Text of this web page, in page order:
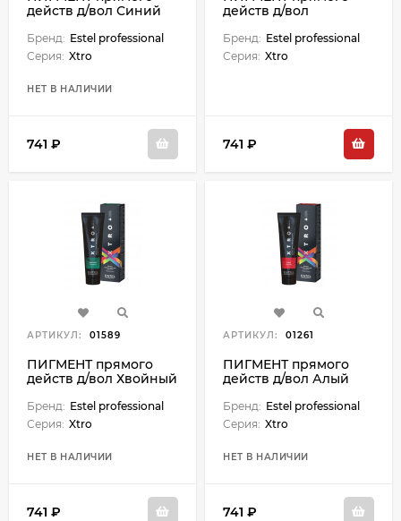
действ д/вол Синий
Бренд: Estel professional
Серия: Xtro
НЕТ В НАЛИЧИИ
741 ₽
действ д/вол
Бренд: Estel professional
Серия: Xtro
741 ₽
АРТИКУЛ: 01589
ПИГМЕНТ прямого
действ д/вол Хвойный
Бренд: Estel professional
Серия: Xtro
НЕТ В НАЛИЧИИ
741 ₽
АРТИКУЛ: 01261
ПИГМЕНТ прямого
действ д/вол Алый
Бренд: Estel professional
Серия: Xtro
НЕТ В НАЛИЧИИ
741 ₽